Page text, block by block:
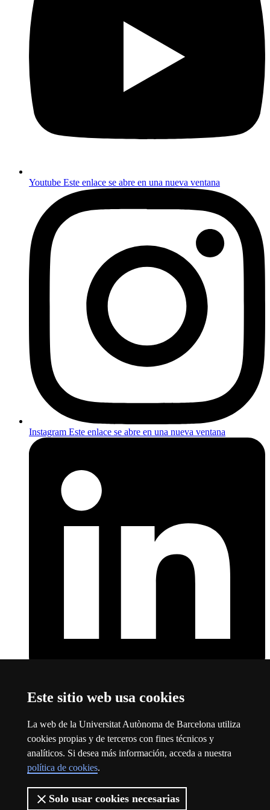
Este sitio web usa cookies
La web de la Universitat Autònoma de Barcelona utiliza
cookies propias y de terceros con fines técnicos y
analíticos. Si desea más información, acceda a nuestra
política de cookies.
Solo usar cookies necesarias
Youtube Este enlace se abre en una nueva ventana
Instagram Este enlace se abre en una nueva ventana
Sobre el web
Universitat Autònoma de Barcelona
Aviso legalEste enlace se abre en una nueva ventana
Protección de datosEste enlace se abre en una nueva ventana
Sobre el webEste enlace se abre en una nueva ventana
La UAB es una universidad joven, pública y puntera. Líder en los